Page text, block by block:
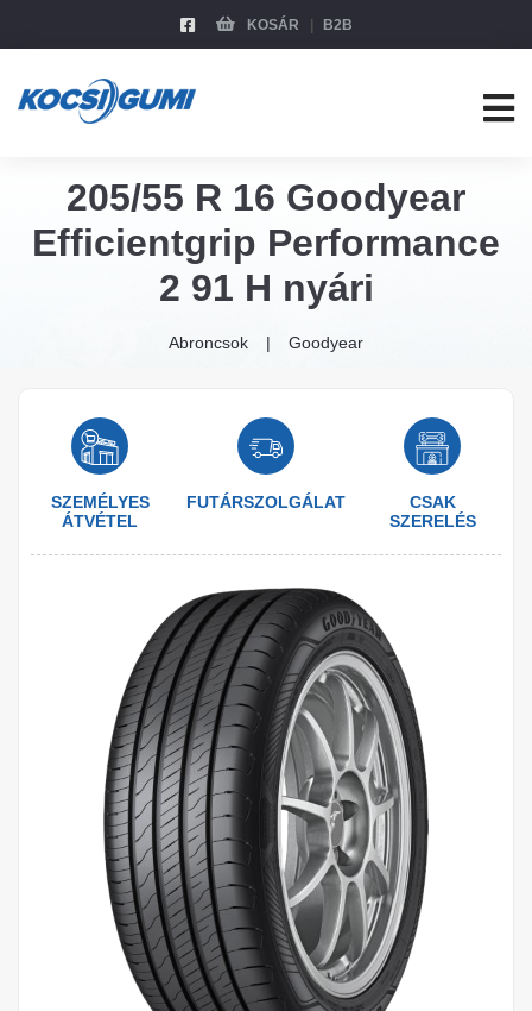
KOSÁR B2B
205/55 R 16 Goodyear
Efficientgrip Performance
2 91 H nyári
Abroncsok Goodyear
SZEMÉLYES
ÁTVÉTEL
FUTÁRSZOLGÁLAT
CSAK
SZERELÉS